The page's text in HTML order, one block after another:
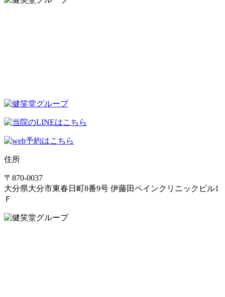
住所
〒870-0037
大分県大分市東春日町8番9号 伊藤田ペインクリニックビル1
Ｆ